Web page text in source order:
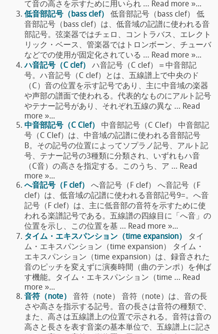
て音の高さを示すために用いられ … Read more »...
低音部記号（bass clef）
低音部記号（bass clef） 低
音部記号（bass clef）は、低音域の記譜に使われる音
部記号。弦楽器ではチェロ、コントラバス、エレクト
リック・ベース、管楽器ではトロンボーン、チューバ
などでの使用が固定化されている … Read more »...
ハ音記号（C clef）
ハ音記号（C clef）＝中音部記
号。ハ音記号（C clef）とは、五線譜上で中央のド
（C）音の位置を示す記号であり、主に中音域の楽器
や声部の譜面で使われる。代表的なものにアルト記号
やテナー記号があり、それぞれ五線の異な … Read
more »...
中音部記号（C Clef）
中音部記号（C Clef） 中音部記
号（C Clef）は、中音域の記譜に使われる音部記号
B。その記号の位置によってソプラノ記号、アルト記
号、テナー記号の3種類に分類され、いずれもハ音
（C音）の高さを指定する。このうち、ア … Read
more »...
へ音記号（F clef）
へ音記号（F clef） へ音記号（F
clef）は、低音域の記譜に使われる音部記号9=。へ音
記号（F clef）は、主に低音部の音符を示すために使
われる楽譜記号である。五線譜の四線目に「へ音」の
位置を示し、この位置を基 … Read more »...
タイム・エキスパンション（time expansion）
タイ
ム・エキスパンション（time expansion） タイム・
エキスパンション（time expansion）は、録音された
音のピッチを変えずに演奏時間（曲のテンポ）を伸ば
す機能。タイム・エキスパンション（time … Read
more »...
音符（note）
音符（note） 音符（note）は、音の長
さや高さを指示する記号。音の長さは音符の種類で、
また、高さは五線譜上の位置で示される。音符は音の
高さと長さを表す音楽の基本単位で、五線譜上に記さ